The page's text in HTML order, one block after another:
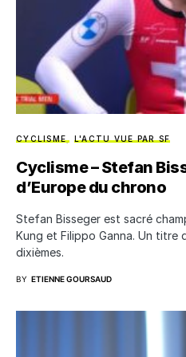
CYCLISME L'ACTU VUE PAR SF
Cyclisme – Stefan
d’Europe du chrono
Stefan Bisseger est sacré
Kung et Filippo Ganna. Un titre
dixièmes.
BY ETIENNE GOURSAUD